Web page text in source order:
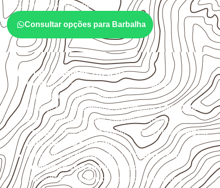
documentadas do painel.
Consultar opções para Barbalha
Critérios técnicos de uso
Confirme se a espessura e o formatosão
compatíveis com o projeto.
Planeje o corte conforme os formatos1,60 × 2,20 m e
1,60 × 2,50 m, sujeitos à disponibilidade.
Proteja cortes, furos e extremidades com aselagem
indicada para o projeto.
Armazene as chapas em localcoberto, seco,
ventilado e com apoio nivelado
Consulte a ficha técnica antes de aplicações